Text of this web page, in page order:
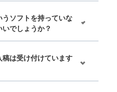
ソフトを持っていな
でしょうか？
は受け付けています